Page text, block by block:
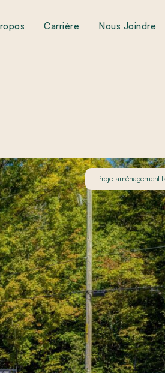
Carrière Nous Joindre
Projet aménagement